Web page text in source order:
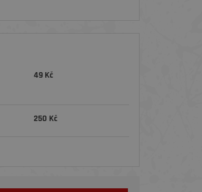
49 Kč
250 Kč